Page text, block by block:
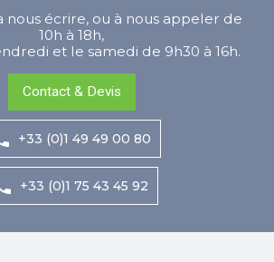
nous écrire, ou à nous appeler de
10h à 18h,
et le samedi de 9h30 à 16h.
Contact & Devis
+33 (0)1 49 49 00 80
+33 (0)1 75 43 45 92